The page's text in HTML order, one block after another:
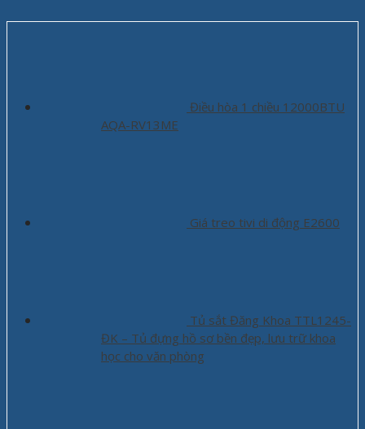
Điều hòa 1 chiều 12000BTU
AQA-RV13ME
Giá treo tivi di động E2600
Tủ sắt Đăng Khoa TTL1245-
ĐK – Tủ đựng hồ sơ bền đẹp, lưu trữ khoa
học cho văn phòng